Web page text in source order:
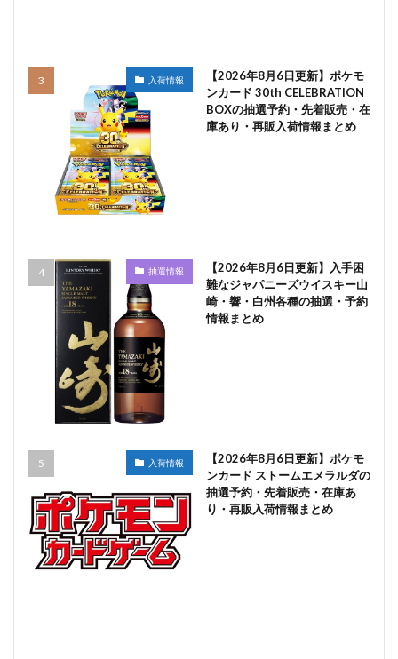
入荷情報
【2026年8月6日更新】ポケモ
ンカード 30th CELEBRATION
BOXの抽選予約・先着販売・在
庫あり・再販入荷情報まとめ
抽選情報
【2026年8月6日更新】入手困
難なジャパニーズウイスキー山
崎・響・白州各種の抽選・予約
情報まとめ
入荷情報
【2026年8月6日更新】ポケモ
ンカード ストームエメラルダの
抽選予約・先着販売・在庫あ
り・再販入荷情報まとめ